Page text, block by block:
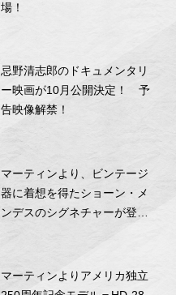
場！
忌野清志郎のドキュメンタリ
ー映画が10月公開決定！ 予
告映像解禁！
マーティンより、ビンテージ
器に着想を得たショーン・メ
ンデスのシグネチャーが登
マーティンよりアメリカ独立